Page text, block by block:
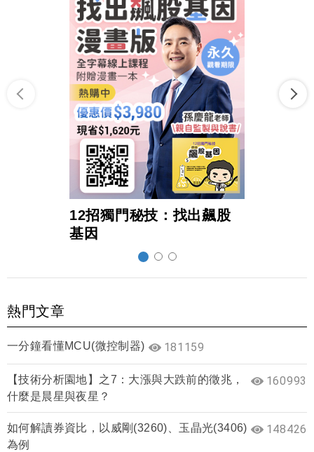
12招獨門秘技：找出飆股
基因
熱門文章
一分鐘看懂MCU(微控制器) 181159
【技術分析園地】之7：大漲與大跌前的徵兆，
什麼是晨星與夜星？
160993
如何解讀券資比，以威剛(3260)、玉晶光(3406)
為例
148426